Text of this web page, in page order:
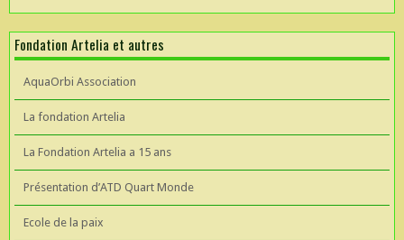
Fondation Artelia et autres
AquaOrbi Association
La fondation Artelia
La Fondation Artelia a 15 ans
Présentation d’ATD Quart Monde
Ecole de la paix